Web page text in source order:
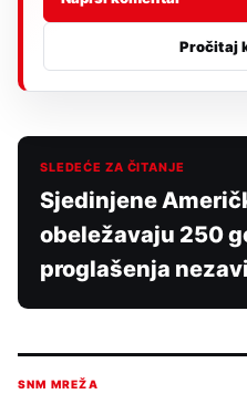
Pročitaj
SLEDEĆE ZA ČITANJE
Sjedinjene
obeležavaju 250
proglašenja
SNM MREŽA